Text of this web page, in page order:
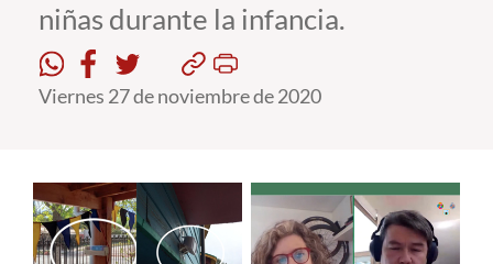
Académicos
English
niñas durante la infancia.
Viernes 27 de noviembre de 2020